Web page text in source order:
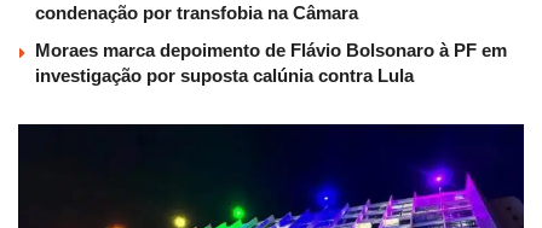
condenação por transfobia na Câmara
Moraes marca depoimento de Flávio Bolsonaro à PF em
investigação por suposta calúnia contra Lula